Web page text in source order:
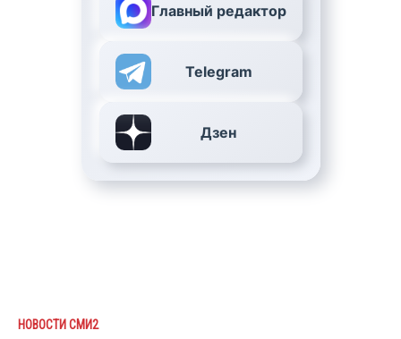
Главный редактор
Telegram
Дзен
НОВОСТИ СМИ2